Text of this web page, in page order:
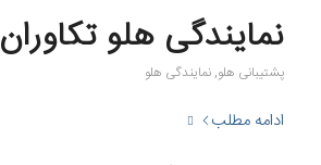
نمایندگی هلو تکاوران
پشتیبانی هلو,نمایندگی هلو
ادامه مطلب